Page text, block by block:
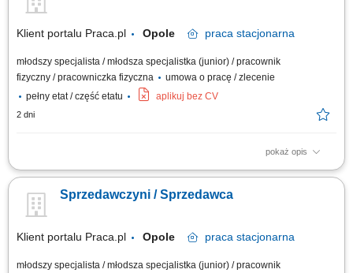
cenowe i ekspozycję towarów. Sprawna i profesjonalna obsługa Klientów
Klient portalu Praca.pl Opole praca stacjonarna
młodszy specjalista / młodsza specjalistka (junior) / pracownik
fizyczny / pracowniczka fizyczna
umowa o pracę / zlecenie
pełny etat / część etatu
aplikuj bez CV
2 dni
pokaż opis
Obsługa klientów i doradztwo w zakresie produktów. Realizacja
ekspozycji towaru w salonie. Współpraca w zespole i aktywne
uczestnictwo w działaniach sprzedażowych. Podejmowanie decyzji
Sprzedawczyni / Sprzedawca
Klient portalu Praca.pl Opole praca stacjonarna
młodszy specjalista / młodsza specjalistka (junior) / pracownik